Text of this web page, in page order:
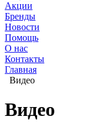
Акции
Бренды
Новости
Помощь
О нас
Контакты
Главная
Видео
Видео